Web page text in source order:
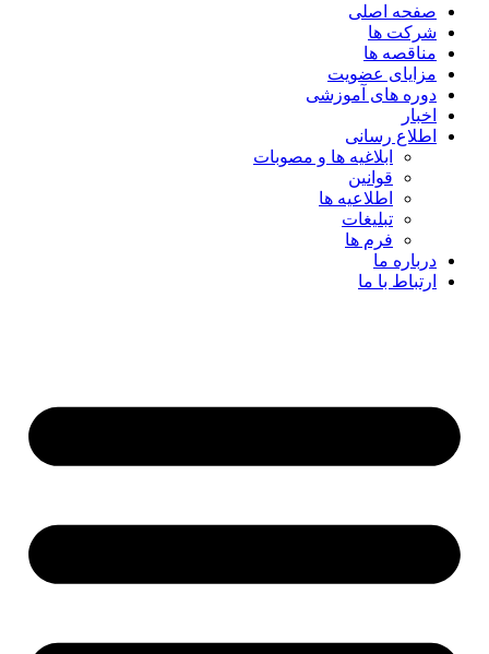
صفحه اصلی
شرکت ها
مناقصه ها
مزایای عضویت
دوره های آموزشی
اخبار
اطلاع رسانی
ابلاغیه ها و مصوبات
قوانین
اطلاعیه ها
تبلیغات
فرم ها
درباره ما
ارتباط با ما